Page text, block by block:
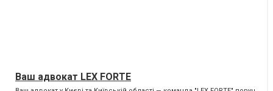
Ваш адвокат LEX FORTE